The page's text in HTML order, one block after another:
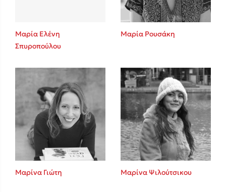
Το λεξικό της ζωής σου
Κώστας Κρομμύδας
Το λιμάνι μου είσαι εσύ
Μαρία Ελένη
Σπυροπούλου
Μαρία Ρουσάκη
Μαρίνα Γιώτη Μαρίνα Ψιλούτσικου